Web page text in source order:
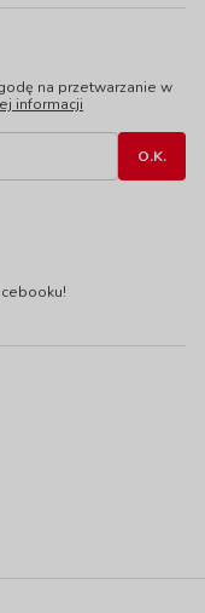
na przetwarzanie w
informacji